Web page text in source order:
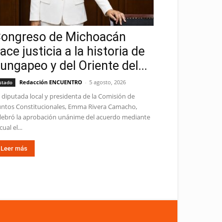
de Michoacán
justicia a la historia de
y del Oriente del...
Redacción ENCUENTRO - 5 agosto, 2026
diputada local y presidenta de la Comisión de
Constitucionales, Emma Rivera Camacho,
la aprobación unánime del acuerdo mediante
el...
Leer más